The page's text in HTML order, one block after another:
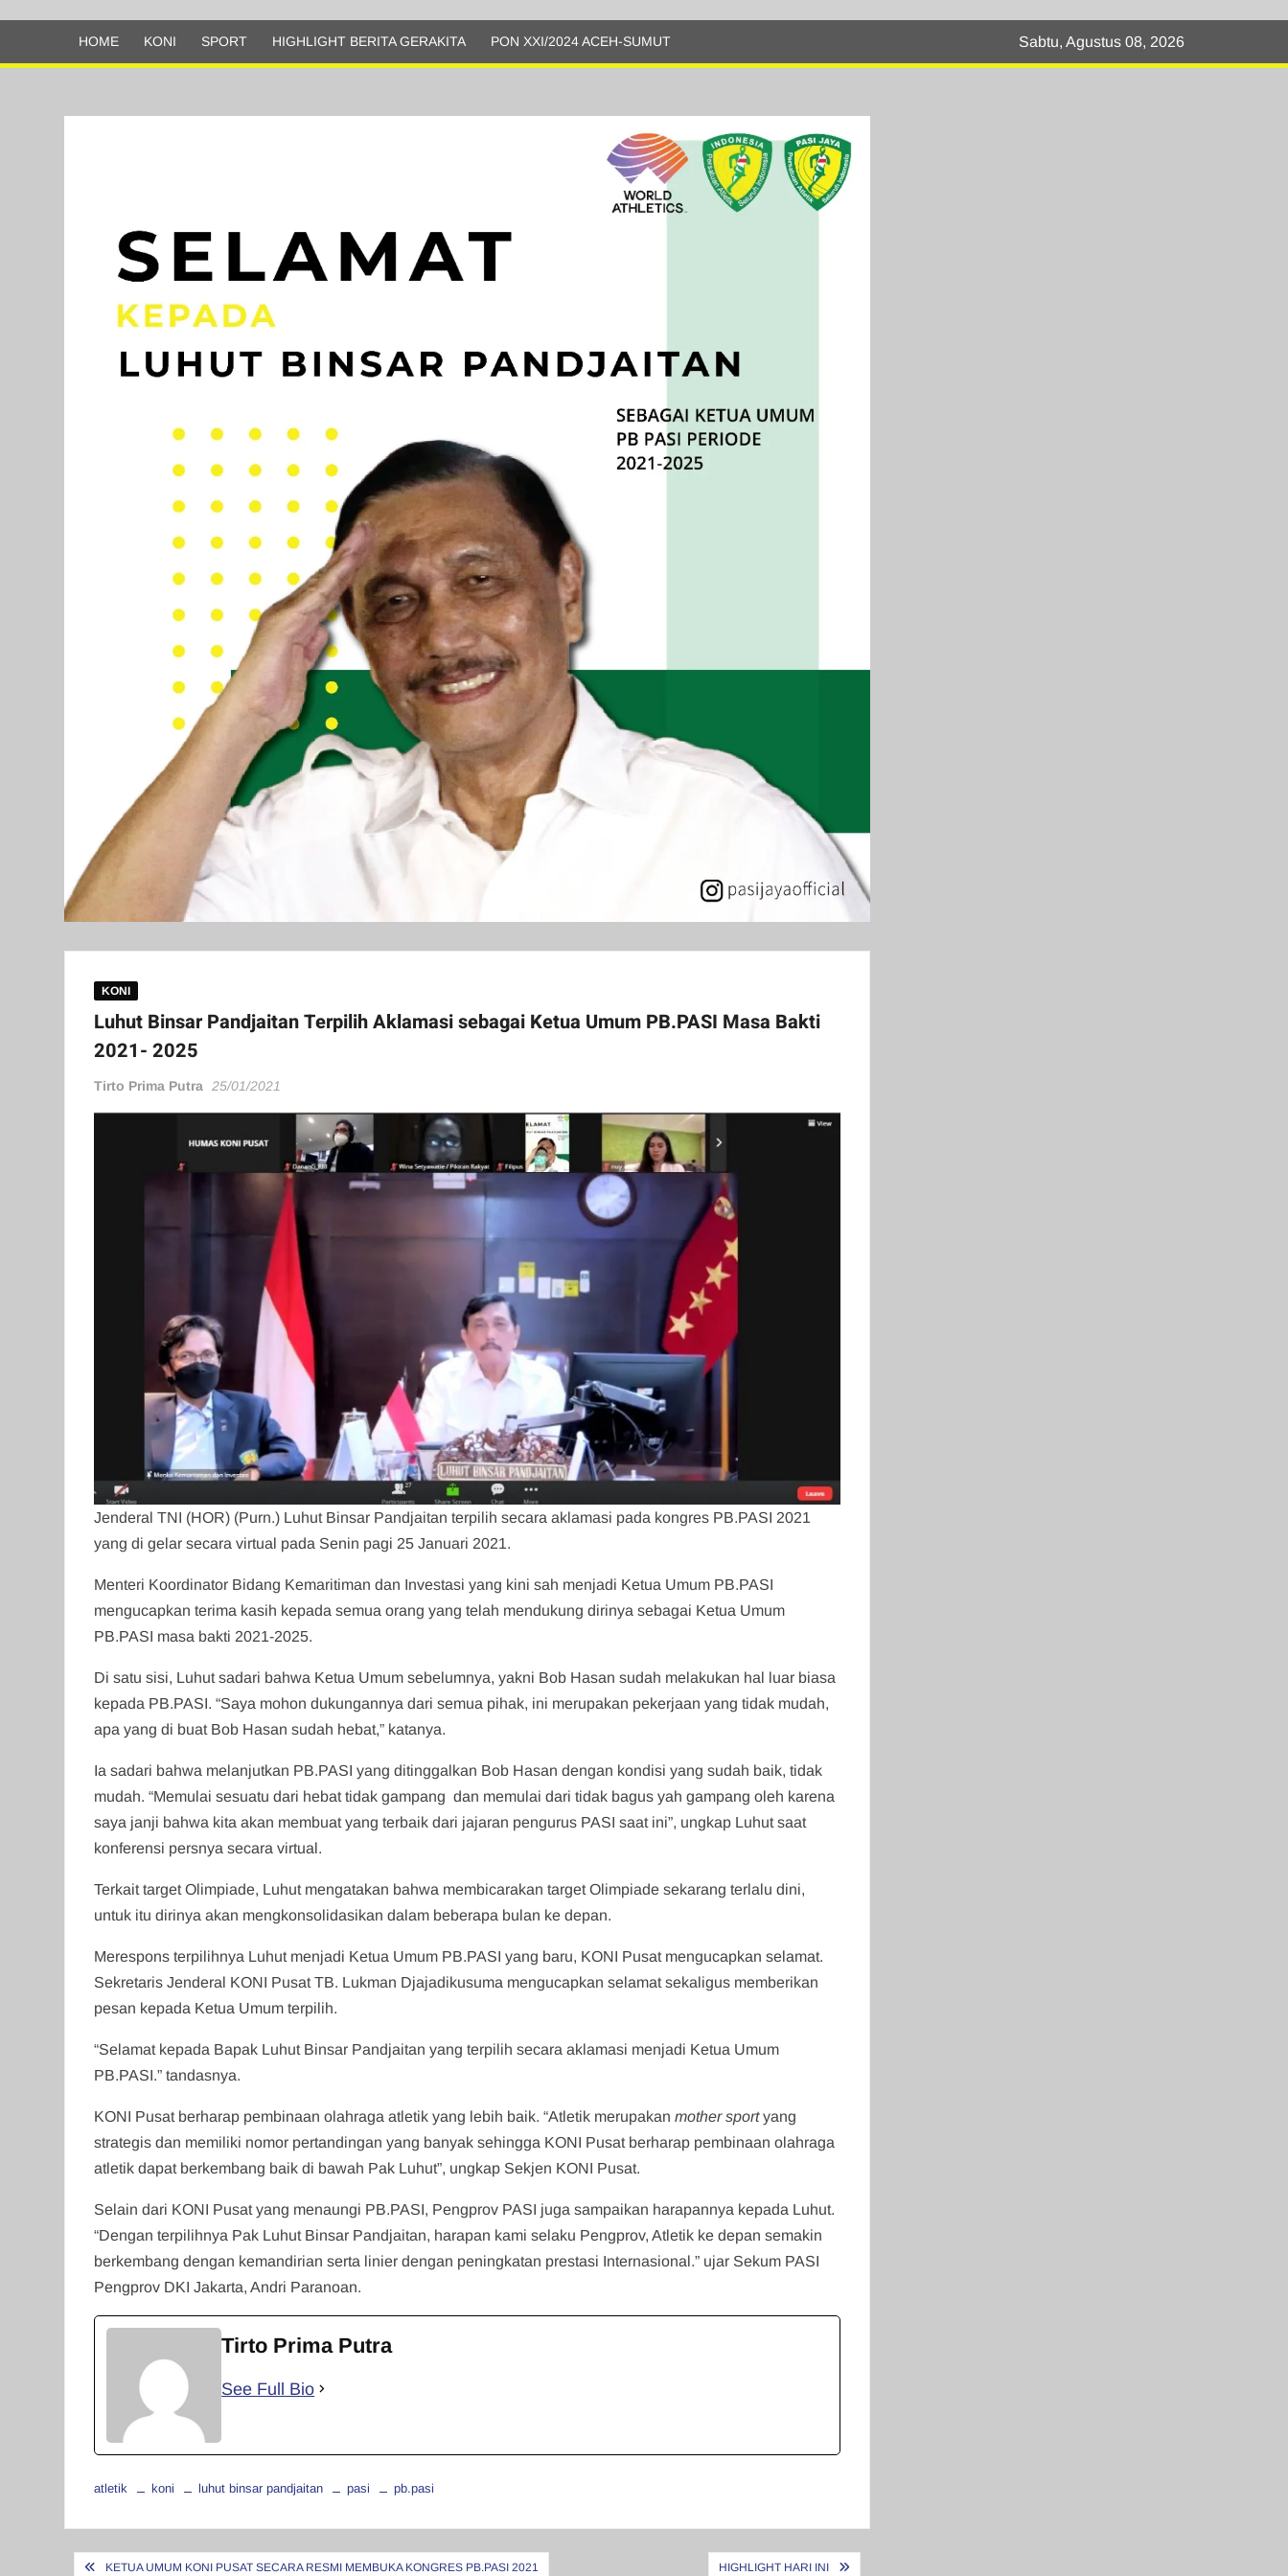
Olahraga
HOME KONI SPORT HIGHLIGHT BERITA GERAKITA PON XXI/2024 ACEH-SUMUT Sabtu, Agustus 08, 2026
KONI
Luhut Binsar Pandjaitan Terpilih Aklamasi sebagai Ketua Umum PB.PASI Masa Bakti
2021- 2025
Tirto Prima Putra 25/01/2021
Jenderal TNI (HOR) (Purn.) Luhut Binsar Pandjaitan terpilih secara aklamasi pada kongres PB.PASI 2021
yang di gelar secara virtual pada Senin pagi 25 Januari 2021.
Menteri Koordinator Bidang Kemaritiman dan Investasi yang kini sah menjadi Ketua Umum PB.PASI
mengucapkan terima kasih kepada semua orang yang telah mendukung dirinya sebagai Ketua Umum
PB.PASI masa bakti 2021-2025.
Di satu sisi, Luhut sadari bahwa Ketua Umum sebelumnya, yakni Bob Hasan sudah melakukan hal luar biasa
kepada PB.PASI. “Saya mohon dukungannya dari semua pihak, ini merupakan pekerjaan yang tidak mudah,
apa yang di buat Bob Hasan sudah hebat,” katanya.
Ia sadari bahwa melanjutkan PB.PASI yang ditinggalkan Bob Hasan dengan kondisi yang sudah baik, tidak
mudah. “Memulai sesuatu dari hebat tidak gampang dan memulai dari tidak bagus yah gampang oleh karena
saya janji bahwa kita akan membuat yang terbaik dari jajaran pengurus PASI saat ini”, ungkap Luhut saat
konferensi persnya secara virtual.
Terkait target Olimpiade, Luhut mengatakan bahwa membicarakan target Olimpiade sekarang terlalu dini,
untuk itu dirinya akan mengkonsolidasikan dalam beberapa bulan ke depan.
Merespons terpilihnya Luhut menjadi Ketua Umum PB.PASI yang baru, KONI Pusat mengucapkan selamat.
Sekretaris Jenderal KONI Pusat TB. Lukman Djajadikusuma mengucapkan selamat sekaligus memberikan
pesan kepada Ketua Umum terpilih.
“Selamat kepada Bapak Luhut Binsar Pandjaitan yang terpilih secara aklamasi menjadi Ketua Umum
PB.PASI.” tandasnya.
KONI Pusat berharap pembinaan olahraga atletik yang lebih baik. “Atletik merupakanmother sportyang
strategis dan memiliki nomor pertandingan yang banyak sehingga KONI Pusat berharap pembinaan olahraga
atletik dapat berkembang baik di bawah Pak Luhut”, ungkap Sekjen KONI Pusat.
Selain dari KONI Pusat yang menaungi PB.PASI, Pengprov PASI juga sampaikan harapannya kepada Luhut.
“Dengan terpilihnya Pak Luhut Binsar Pandjaitan, harapan kami selaku Pengprov, Atletik ke depan semakin
berkembang dengan kemandirian serta linier dengan peningkatan prestasi Internasional.” ujar Sekum PASI
Pengprov DKI Jakarta, Andri Paranoan.
Tirto Prima Putra
See Full Bio
atletik koni luhut binsar pandjaitan pasi pb.pasi
Navigasi
KETUA UMUM KONI PUSAT SECARA RESMI MEMBUKA KONGRES PB.PASI 2021 HIGHLIGHT HARI INI